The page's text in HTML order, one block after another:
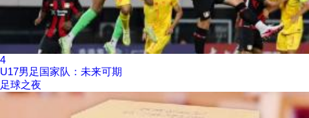
4
U17男足国家队：未来可期
足球之夜